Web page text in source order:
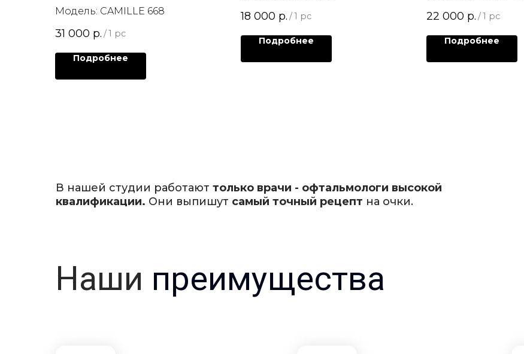
Модель: CAMILLE 668
31 000 р. /1 pc
Подробнее
18 000 р. /1 pc
Подробнее
22 000 р. /1 pc
Подробнее
В нашей студии работают только врачи - офтальмологи высокой
квалификации. Они выпишут самый точный рецепт на очки.
Наши преимущества